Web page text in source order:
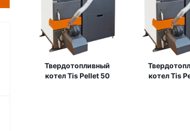
Твердотопливный
котел Tis Pellet 50
котел Tis